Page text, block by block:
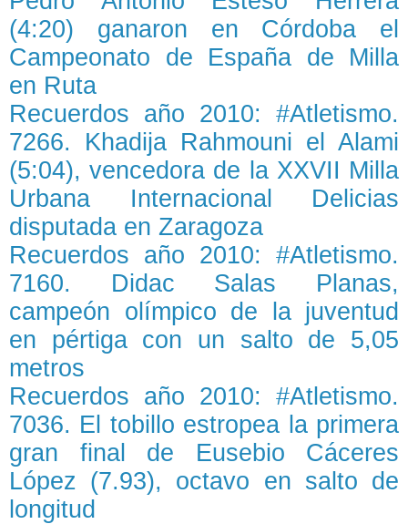
(4:20) ganaron en Córdoba el
Campeonato de España de Milla
en Ruta
Recuerdos año 2010: #Atletismo.
7266. Khadija Rahmouni el Alami
(5:04), vencedora de la XXVII Milla
Urbana Internacional Delicias
disputada en Zaragoza
Recuerdos año 2010: #Atletismo.
7160. Didac Salas Planas,
campeón olímpico de la juventud
en pértiga con un salto de 5,05
metros
Recuerdos año 2010: #Atletismo.
7036. El tobillo estropea la primera
gran final de Eusebio Cáceres
López (7.93), octavo en salto de
longitud